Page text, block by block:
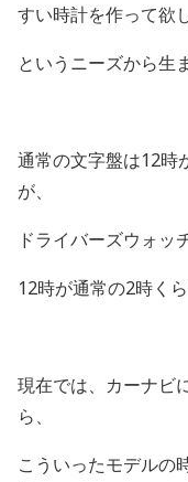
すい時計を作って欲
というニーズから生
通常の文字盤は12時
が、
ドライバーズウォッ
12時が通常の2時く
現在では、カーナビ
ら、
こういったモデルの